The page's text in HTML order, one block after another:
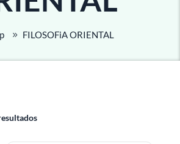
FILOSOFiA ORIENTAL